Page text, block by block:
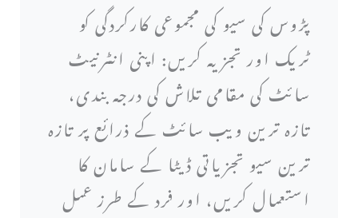
پڑوس کی سیو کی مجموعی کارکردگی کو
ٹریک اور تجزیہ کریں: اپنی انٹرنیٹ
سائٹ کی مقامی تلاش کی درجہ بندی،
تازہ ترین ویب سائٹ کے ذرائع پر تازہ
ترین سیو تجزیاتی ڈیٹا کے سامان کا
استعمال کریں، اور فرد کے طرز عمل